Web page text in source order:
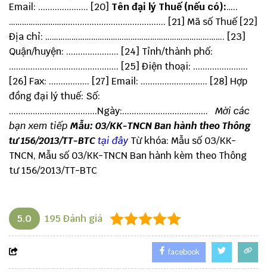
Email: ..................... [20] Tên đại lý Thuế (nếu có):…..
………………………......................................... [21] Mã số Thuế [22]
Địa chỉ: ………………………………………………………………………. [23]
Quận/huyện: ...................... [24] Tỉnh/thành phố:
.............................................. [25] Điện thoại: .......................
[26] Fax: ................. [27] Email: ............................ [28] Hợp
đồng đại lý thuế: Số:
.....................................Ngày:.................................... Mời các
bạn xem tiếp Mẫu: 03/KK-TNCN Ban hành theo Thông
tư 156/2013/TT-BTCtại đây Từ khóa: Mẫu số 03/KK-
TNCN, Mẫu số 03/KK-TNCN Ban hành kèm theo Thông
tư 156/2013/TT-BTC
5.0 195 Đánh giá
facebook